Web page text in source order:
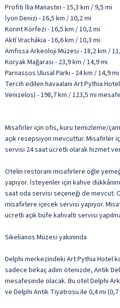
Profiti İlia Manastırı - 15,3 km / 9,5 mi
İyon Denizi - 16,5 km / 10,2 mi
Korint Körfezi - 16,5 km / 10,2 mi
Aktí Vrachákia - 16,6 km / 10,3 mi
Amfissa Arkeoloji Müzesi - 18,2 km /
Koryak Mağarası - 23,9 km / 14,9 mi
Parnassos Ulusal Parkı - 24 km / 14,9 mi
Tercih edilen havaalanı Art Pythia
Venizelos) - 198,7 km / 123,5 mi
Misafirler için ofis, kuru temizleme/
açık resepsiyon mevcuttur. Misafirler
servisi 24 saat ücretli olarak hizmet
Otelin restoranı misafirlere öğle
yapıyor. İsteyenler için kahve
saat oda servisi seçeneği de mevcut.
misafirlere içecek servisi yapıyor.
ücretli açık büfe kahvaltı servisi
Sikelianos Müzesi yakınında
Delphi merkezindeki Art Pythia Hotel
sadece birkaç adım ötenizde, Antik
mesafesinde olacak. Bu otel Delphi
ve Delphi Antik Tiyatrosu ile 0,4 mi